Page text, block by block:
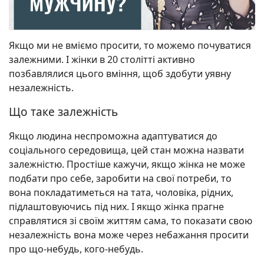
Якщо ми не вміємо просити, то можемо почуватися
залежними. І жінки в 20 столітті активно
позбавлялися цього вміння, щоб здобути уявну
незалежність.
Що таке залежність
Якщо людина неспроможна адаптуватися до
соціального середовища, цей стан можна назвати
залежністю. Простіше кажучи, якщо жінка не може
подбати про себе, заробити на свої потреби, то
вона покладатиметься на тата, чоловіка, рідних,
підлаштовуючись під них. І якщо жінка прагне
справлятися зі своїм життям сама, то показати свою
незалежність вона може через небажання просити
про що-небудь, кого-небудь.